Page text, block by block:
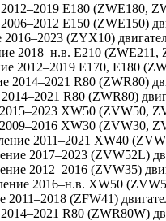
E180 (ZWE180,
E150 (ZWE150)
2016–2023 (ZYX10)
2018–н.в. E210
2012–2019 E170, E180
2014–2021 R80 (ZWR80)
R80 (ZWR80)
XW50 (ZVW50,
XW30 (ZVW30,
2011–2021 XW40
2017–2023 (ZVW52L)
2012–2016 (ZVW35)
2016–н.в. XW50
2011–2018 (ZFW41)
R80 (ZWR80W)